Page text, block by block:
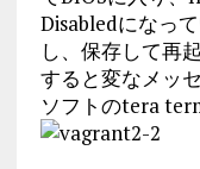
Disabledになっ
し、保存して再
すると変なメッ
ソフトのtera